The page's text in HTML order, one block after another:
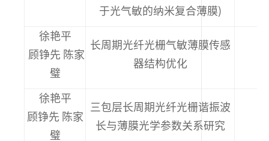
于光气敏的纳米复合薄膜)
徐艳平
顾铮先 陈家
璧
长周期光纤光栅气敏薄膜传感
器结构优化
徐艳平
顾铮先 陈家
璧
三包层长周期光纤光栅谐振波
长与薄膜光学参数关系研究